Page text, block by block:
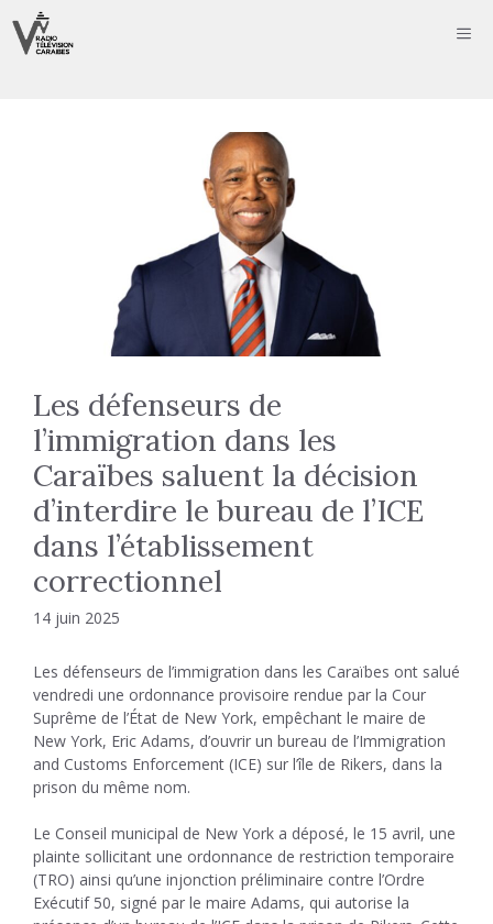
au
contenu
Les défenseurs de
l’immigration dans les
Caraïbes saluent la décision
d’interdire le bureau de l’ICE
dans l’établissement
correctionnel
14 juin 2025
Les défenseurs de l’immigration dans les Caraïbes ont salué
vendredi une ordonnance provisoire rendue par la Cour
Suprême de l’État de New York, empêchant le maire de
New York, Eric Adams, d’ouvrir un bureau de l’Immigration
and Customs Enforcement (ICE) sur l’île de Rikers, dans la
prison du même nom.
Le Conseil municipal de New York a déposé, le 15 avril, une
plainte sollicitant une ordonnance de restriction temporaire
(TRO) ainsi qu’une injonction préliminaire contre l’Ordre
Exécutif 50, signé par le maire Adams, qui autorise la